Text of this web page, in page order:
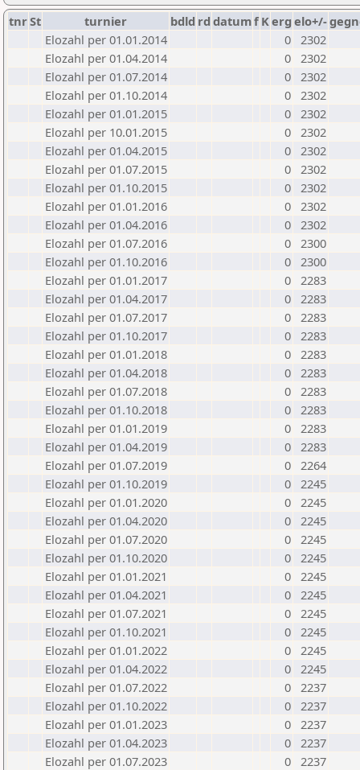
tnrSt turnier bdld rd datumf Kerg elo+/-
Elozahl per 01.01.2014
0 2302
Elozahl per 01.04.2014
0 2302
Elozahl per 01.07.2014
0 2302
Elozahl per 01.10.2014
0 2302
Elozahl per 01.01.2015
0 2302
Elozahl per 10.01.2015
0 2302
Elozahl per 01.04.2015
0 2302
Elozahl per 01.07.2015
0 2302
Elozahl per 01.10.2015
0 2302
Elozahl per 01.01.2016
0 2302
Elozahl per 01.04.2016
0 2302
Elozahl per 01.07.2016
0 2300
Elozahl per 01.10.2016
0 2300
Elozahl per 01.01.2017
0 2283
Elozahl per 01.04.2017
0 2283
Elozahl per 01.07.2017
0 2283
Elozahl per 01.10.2017
0 2283
Elozahl per 01.01.2018
0 2283
Elozahl per 01.04.2018
0 2283
Elozahl per 01.07.2018
0 2283
Elozahl per 01.10.2018
0 2283
Elozahl per 01.01.2019
0 2283
Elozahl per 01.04.2019
0 2283
Elozahl per 01.07.2019
0 2264
Elozahl per 01.10.2019
0 2245
Elozahl per 01.01.2020
0 2245
Elozahl per 01.04.2020
0 2245
Elozahl per 01.07.2020
0 2245
Elozahl per 01.10.2020
0 2245
Elozahl per 01.01.2021
0 2245
Elozahl per 01.04.2021
0 2245
Elozahl per 01.07.2021
0 2245
Elozahl per 01.10.2021
0 2245
Elozahl per 01.01.2022
0 2245
Elozahl per 01.04.2022
0 2245
Elozahl per 01.07.2022
0 2237
Elozahl per 01.10.2022
0 2237
Elozahl per 01.01.2023
0 2237
Elozahl per 01.04.2023
0 2237
Elozahl per 01.07.2023
0 2237